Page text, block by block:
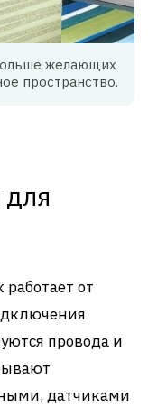
желающих
пространство.
от
провода и
датчиками